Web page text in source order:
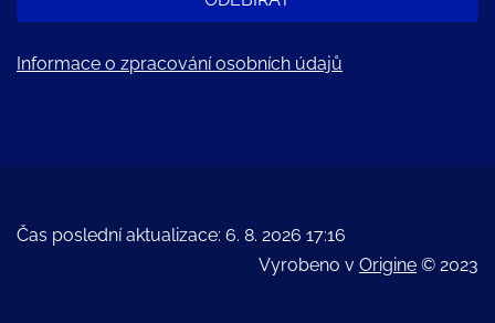
Informace o zpracování osobních údajů
Čas poslední aktualizace: 6. 8. 2026 17:16
Vyrobeno v Origine © 2023